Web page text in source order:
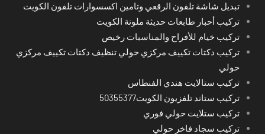
تبديل شاشة تلفون الرقعي وتامين اكسسوارات تلفون الكويت
تركيب أحبار طابعات حديثة ملونة الكويت
تركيب خيام للأفراح والمناسبات رخيص
تركيب دكتات تكييف مركزي حولي تنظيف دكتات تكييف مركزي
حولي
تركيب ستالايت هندي الفنطاس
تركيب ستاند تلفزيون الكويت50355377
تركيب ستلايت حولي فوري
تركيب سجاد فاخر حولي